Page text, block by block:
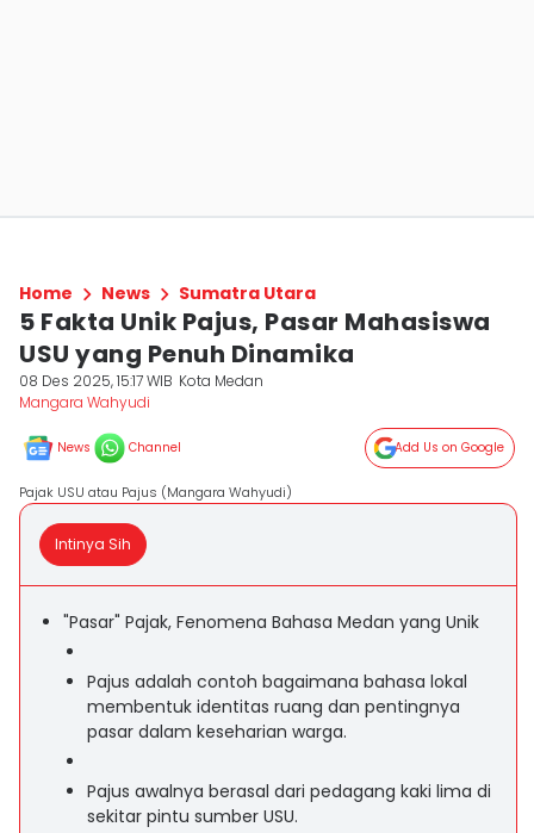
Home News Sumatra Utara
5 Fakta Unik Pajus, Pasar Mahasiswa
USU yang Penuh Dinamika
08 Des 2025, 15:17 WIB Kota Medan
Mangara Wahyudi
News Channel Add Us on Google
Pajak USU atau Pajus (Mangara Wahyudi)
Intinya Sih
"Pasar" Pajak, Fenomena Bahasa Medan yang Unik
Pajus adalah contoh bagaimana bahasa lokal
membentuk identitas ruang dan pentingnya
pasar dalam keseharian warga.
Pajus awalnya berasal dari pedagang kaki lima di
sekitar pintu sumber USU.